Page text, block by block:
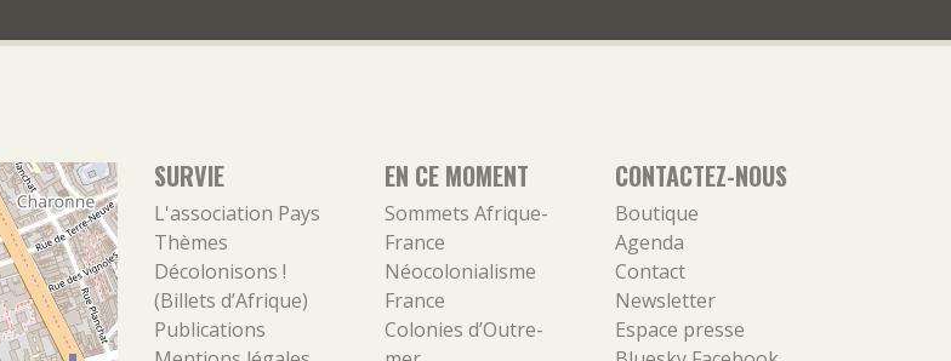
SURVIE
L'association Pays
Thèmes
Décolonisons !
(Billets d’Afrique)
Publications
EN CE MOMENT
Sommets Afrique-
France
Néocolonialisme
France
Colonies d’Outre-
CONTACTEZ-NOUS
Boutique
Agenda
Contact
Newsletter
Espace presse